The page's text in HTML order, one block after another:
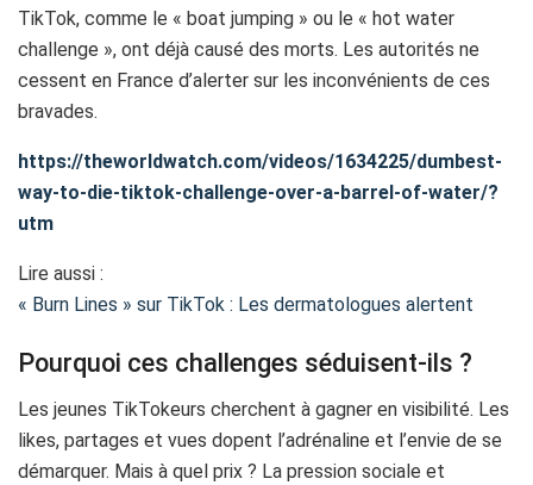
TikTok, comme le « boat jumping » ou le « hot water
challenge », ont déjà causé des morts. Les autorités ne
cessent en France d’alerter sur les inconvénients de ces
bravades.
https://theworldwatch.com/videos/1634225/dumbest-
way-to-die-tiktok-challenge-over-a-barrel-of-water/?
utm
Lire aussi :
« Burn Lines » sur TikTok : Les dermatologues alertent
Pourquoi ces challenges séduisent-ils ?
Les jeunes TikTokeurs cherchent à gagner en visibilité. Les
likes, partages et vues dopent l’adrénaline et l’envie de se
démarquer. Mais à quel prix ? La pression sociale et